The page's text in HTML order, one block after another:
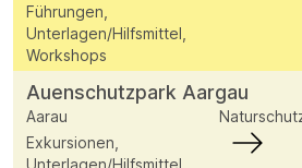
Führungen,
Unterlagen/Hilfsmittel,
Workshops
Auenschutzpark Aargau
Aarau
Exkursionen,
Unterlagen/Hilfsmittel